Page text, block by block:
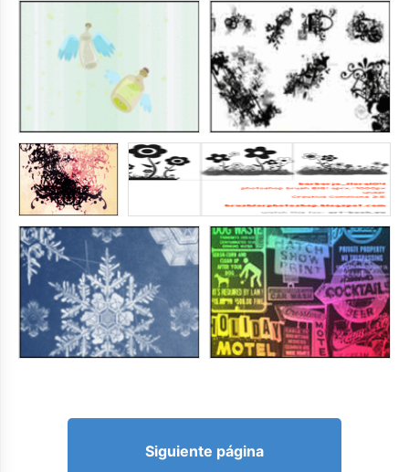
Siguiente página